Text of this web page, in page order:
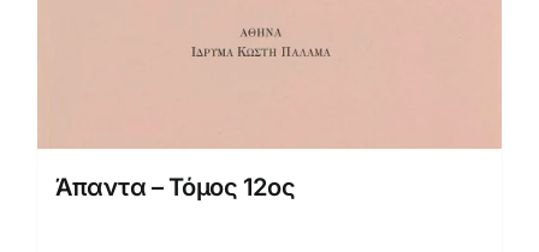
Άπαντα – Τόμος 12ος